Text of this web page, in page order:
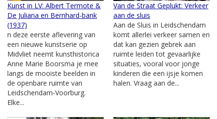
Kunst in LV: Albert Termote &
De Juliana en Bernhard-bank
(1937)
n deze eerste aflevering van
een nieuwe kunstserie op
Midvliet neemt kunsthistorica
Anne Marie Boorsma je mee
langs de mooiste beelden in
de openbare ruimte van
Leidschendam-Voorburg.
Elke...
Van de Straat Geplukt: Verkeer
aan de sluis
Aan de Sluis in Leidschendam
komt allerlei verkeer samen en
dat kan gezien gebrek aan
ruimte leiden tot gevaarlijke
situaties, vooral voor jonge
kinderen die een ijsje komen
halen. Vraag aan de...